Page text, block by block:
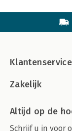
Klantenservice
Zakelijk
Altijd op de
Schrijf u in voor